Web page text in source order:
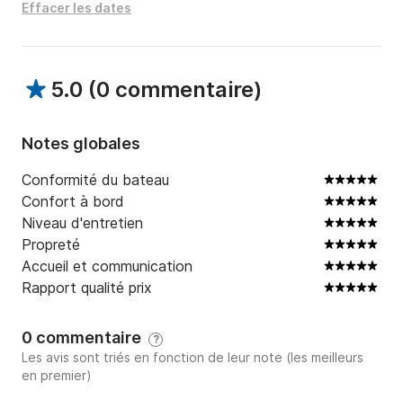
Effacer les dates
5.0 (0 commentaire)
Notes globales
Conformité du bateau
Confort à bord
Niveau d'entretien
Propreté
Accueil et communication
Rapport qualité prix
0 commentaire ?
Les avis sont triés en fonction de leur note (les meilleurs
en premier)